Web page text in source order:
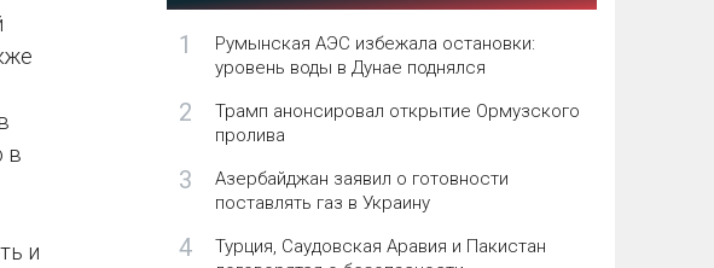
в
и
1
Румынская АЭС избежала остановки:
уровень воды в Дунае поднялся
2
Трамп анонсировал открытие Ормузского
пролива
3
Азербайджан заявил о готовности
поставлять газ в Украину
4
Турция, Саудовская Аравия и Пакистан